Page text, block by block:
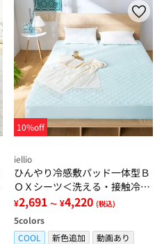
10%off
iellio
ひんやり冷感敷パッド一体型Ｂ
ＯＸシーツ＜洗える・接触冷
感・抗菌防臭・時短・家事楽・
ボックスシーツ・寝苦しさ対策
＞
¥2,691 ～ ¥4,220 (税込)
5colors
COOL
新色追加
動画あり